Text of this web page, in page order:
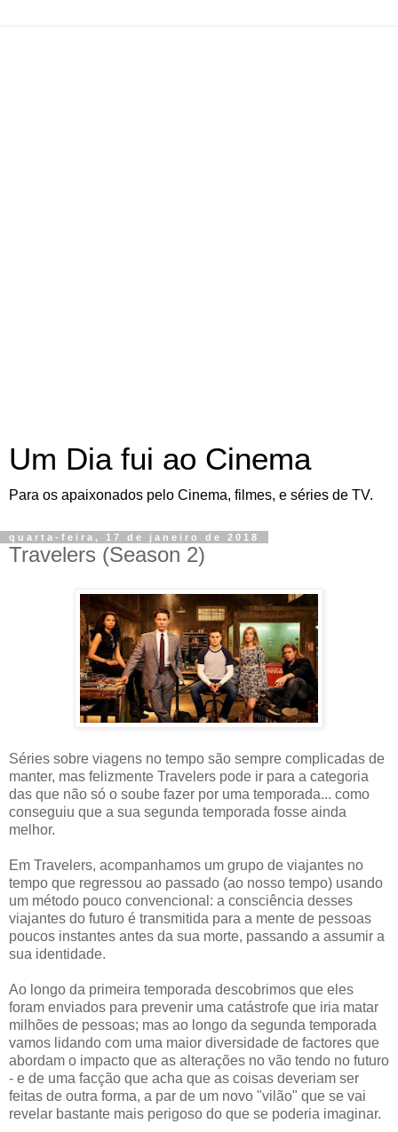
Um Dia fui ao Cinema
Para os apaixonados pelo Cinema, filmes, e séries de TV.
quarta-feira, 17 de janeiro de 2018
Travelers (Season 2)
Séries sobre viagens no tempo são sempre complicadas de
manter, mas felizmente Travelers pode ir para a categoria
das que não só o soube fazer por uma temporada... como
conseguiu que a sua segunda temporada fosse ainda
melhor.
Em Travelers, acompanhamos um grupo de viajantes no
tempo que regressou ao passado (ao nosso tempo) usando
um método pouco convencional: a consciência desses
viajantes do futuro é transmitida para a mente de pessoas
poucos instantes antes da sua morte, passando a assumir a
sua identidade.
Ao longo da primeira temporada descobrimos que eles
foram enviados para prevenir uma catástrofe que iria matar
milhões de pessoas; mas ao longo da segunda temporada
vamos lidando com uma maior diversidade de factores que
abordam o impacto que as alterações no vão tendo no futuro
- e de uma facção que acha que as coisas deveriam ser
feitas de outra forma, a par de um novo "vilão" que se vai
revelar bastante mais perigoso do que se poderia imaginar.